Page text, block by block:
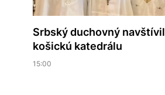
Srbský duchovný navštívil
košickú katedrálu
15:00